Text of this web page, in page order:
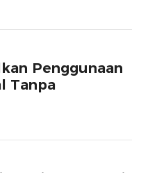
Penggunaan
Tanpa